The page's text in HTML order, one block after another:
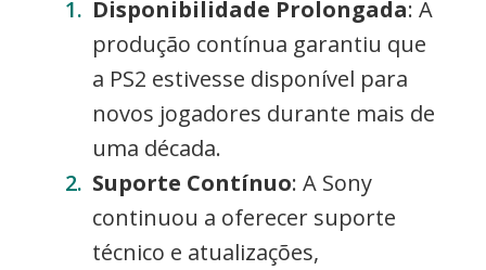
Disponibilidade Prolongada: A
produção contínua garantiu que
a PS2 estivesse disponível para
novos jogadores durante mais de
uma década.
Suporte Contínuo: A Sony
continuou a oferecer suporte
técnico e atualizações,